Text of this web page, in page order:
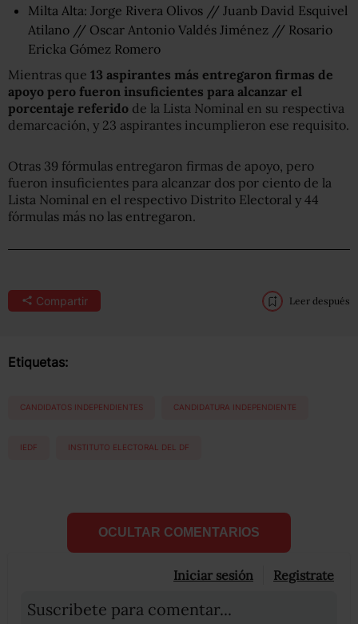
Milta Alta: Jorge Rivera Olivos // Juanb David Esquivel
Atilano // Oscar Antonio Valdés Jiménez // Rosario
Ericka Gómez Romero
Mientras que 13 aspirantes más entregaron firmas de
apoyo pero fueron insuficientes para alcanzar el
porcentaje referido de la Lista Nominal en su respectiva
demarcación, y 23 aspirantes incumplieron ese requisito.
Otras 39 fórmulas entregaron firmas de apoyo, pero
fueron insuficientes para alcanzar dos por ciento de la
Lista Nominal en el respectivo Distrito Electoral y 44
fórmulas más no las entregaron.
Compartir Leer después
Etiquetas:
CANDIDATOS INDEPENDIENTES CANDIDATURA INDEPENDIENTE
IEDF INSTITUTO ELECTORAL DEL DF
OCULTAR COMENTARIOS
Iniciar sesión Registrate
Suscribete para comentar...